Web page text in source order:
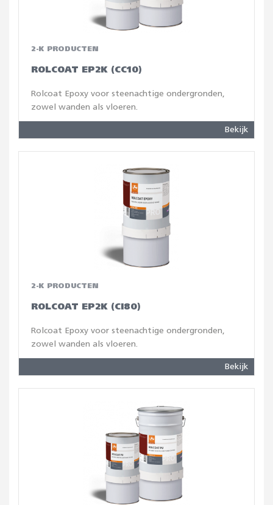
2-K PRODUCTEN
ROLCOAT EP2K (CC10)
Rolcoat Epoxy voor steenachtige ondergronden,
zowel wanden als vloeren.
Bekijk
2-K PRODUCTEN
ROLCOAT EP2K (CI80)
Rolcoat Epoxy voor steenachtige ondergronden,
zowel wanden als vloeren.
Bekijk